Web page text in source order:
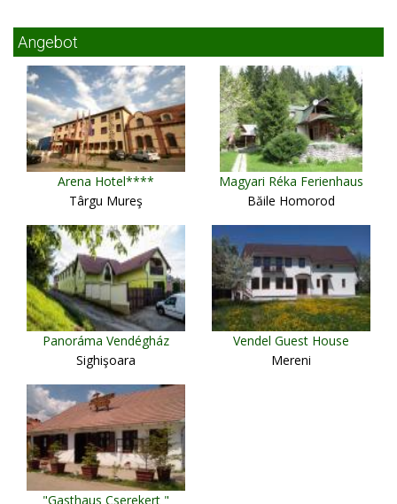
Angebot
Arena Hotel****
Târgu Mureş
Magyari Réka Ferienhaus
Băile Homorod
Panoráma Vendégház
Sighişoara
Vendel Guest House
Mereni
"Gasthaus Cserekert "